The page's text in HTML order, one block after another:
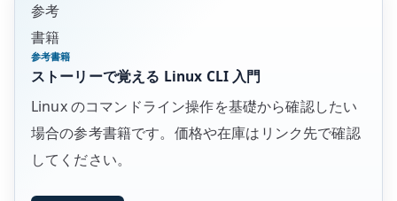
参考
書籍
参考書籍
ストーリーで覚える Linux CLI 入門
Linux のコマンドライン操作を基礎から確認したい
場合の参考書籍です。価格や在庫はリンク先で確認
してください。